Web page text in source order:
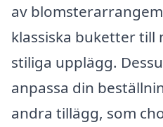
av
klassiska buketter till
stiliga upplägg.
anpassa din
andra tillägg, som